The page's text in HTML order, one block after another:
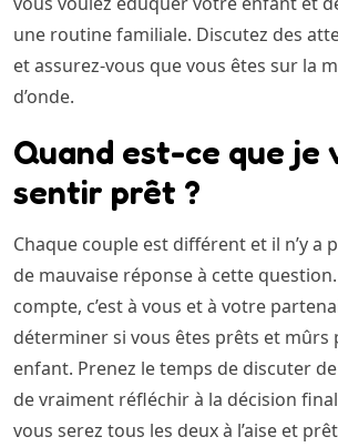
une routine familiale. Discutez des
et assurez-vous que vous êtes sur la
d’onde.
Quand est-ce que je
sentir prêt ?
Chaque couple est différent et il n’y a
de mauvaise réponse à cette
compte, c’est à vous et à votre
déterminer si vous êtes prêts et mûrs
enfant. Prenez le temps de discuter
de vraiment réfléchir à la décision
vous serez tous les deux à l’aise et